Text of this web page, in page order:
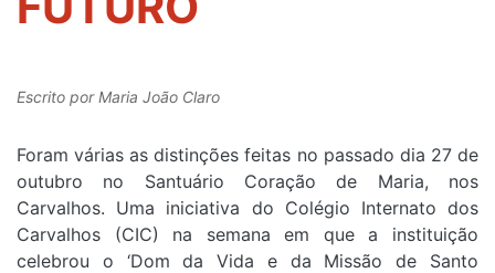
Escrito porMaria João Claro
Foram várias as distinções feitas no passado dia 27 de
outubro no Santuário Coração de Maria, nos
Carvalhos. Uma iniciativa do Colégio Internato dos
Carvalhos (CIC) na semana em que a instituição
celebrou o ‘Dom da Vida e da Missão de Santo